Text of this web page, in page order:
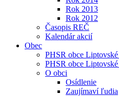
Rok 2013
Rok 2012
Časopis REČ
Kalendár akcií
Obec
PHSR obce
PHSR obce
O obci
Osídlenie
Zaujímaví ľudia